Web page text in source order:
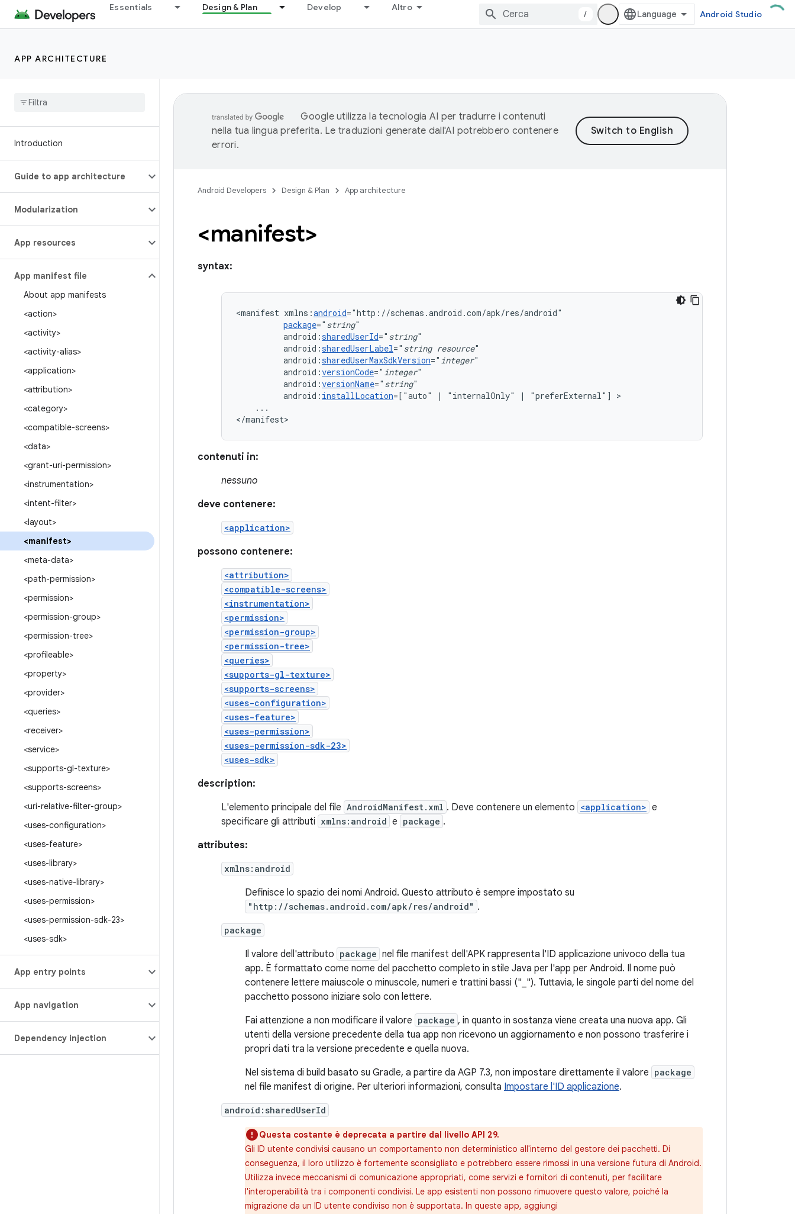
Essentials Design & Plan Develop Altro
/ Android Studio
APP ARCHITECTURE
Introduction
Guide to app architecture
Modularization
App resources
App manifest file
About app manifests
<action>
<activity>
<activity-alias>
<application>
<attribution>
<category>
<compatible-screens>
<data>
<grant-uri-permission>
<instrumentation>
<intent-filter>
<layout>
<manifest>
<meta-data>
<path-permission>
<permission>
<permission-group>
<permission-tree>
<profileable>
<property>
<provider>
<queries>
<receiver>
<service>
<supports-gl-texture>
<supports-screens>
<uri-relative-filter-group>
<uses-configuration>
<uses-feature>
<uses-library>
<uses-native-library>
<uses-permission>
<uses-permission-sdk-23>
<uses-sdk>
App entry points
App navigation
Dependency injection
Google utilizza la tecnologia AI per tradurre i contenuti
nella tua lingua preferita. Le traduzioni generate dall'AI potrebbero contenere
errori.
Android Developers Design & Plan App architecture
<manifest>
syntax:
<manifest xmlns:android
package=" string
android:sharedUserId=" string
android:sharedUserLabel=" string resource"
android:sharedUserMaxSdkVersion=" integer
android:versionCode=" integer
android:versionName=" string
android: installLocation=["auto" | "internalOnly" | "preferExternal"]
...
</manifest>
contenuti in:
nessuno
deve contenere:
<application>
possono contenere:
<attribution>
<compatible-screens>
<instrumentation>
<permission>
<permission-group>
<permission-tree>
<queries>
<supports-gl-texture>
<supports-screens>
<uses-configuration>
<uses-feature>
<uses-permission>
<uses-permission-sdk-23>
<uses-sdk>
description:
L'elemento principale del file AndroidManifest.xml . Deve contenere un elemento <application> e
specificare gli attributi xmlns:android e package .
attributes:
xmlns:android
Definisce lo spazio dei nomi Android. Questo attributo è sempre impostato su
"http://schemas.android.com/apk/res/android" .
package
Il valore dell'attributo package nel file manifest dell'APK rappresenta l'ID applicazione univoco della tua
app. È formattato come nome del pacchetto completo in stile Java per l'app per Android. Il nome può
contenere lettere maiuscole o minuscole, numeri e trattini bassi ("_"). Tuttavia, le singole parti del nome del
pacchetto possono iniziare solo con lettere.
Fai attenzione a non modificare il valore package , in quanto in sostanza viene creata una nuova app. Gli
utenti della versione precedente della tua app non ricevono un aggiornamento e non possono trasferire i
propri dati tra la versione precedente e quella nuova.
Nel sistema di build basato su Gradle, a partire da AGP 7.3, non impostare direttamente il valore package
nel file manifest di origine. Per ulteriori informazioni, consulta Impostare l'ID applicazione.
android:sharedUserId
Questa costante è deprecata a partire dal livello API 29.
Gli ID utente condivisi causano un comportamento non deterministico all'interno del gestore dei pacchetti. Di
conseguenza, il loro utilizzo è fortemente sconsigliato e potrebbero essere rimossi in una versione futura di Android.
Utilizza invece meccanismi di comunicazione appropriati, come servizi e fornitori di contenuti, per facilitare
l'interoperabilità tra i componenti condivisi. Le app esistenti non possono rimuovere questo valore, poiché la
migrazione da un ID utente condiviso non è supportata. In queste app, aggiungi